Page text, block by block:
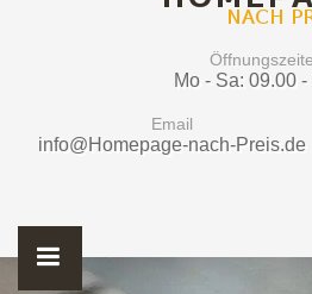
Mo - Sa: 09.00
Email
info@Homepage-nach-Preis.de